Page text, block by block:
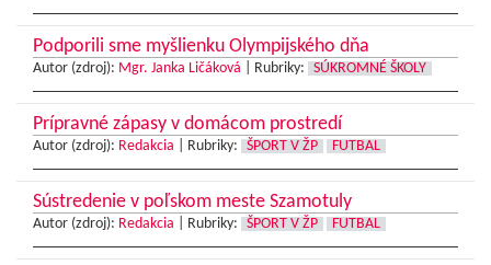
Podporili sme myšlienku Olympijského dňa
Autor (zdroj): Mgr. Janka Ličáková Rubriky: SÚKROMNÉ ŠKOLY
Prípravné zápasy v domácom prostredí
Autor (zdroj): Redakcia Rubriky: ŠPORT V ŽP FUTBAL
Sústredenie v poľskom meste Szamotuly
Autor (zdroj): Redakcia Rubriky: ŠPORT V ŽP FUTBAL